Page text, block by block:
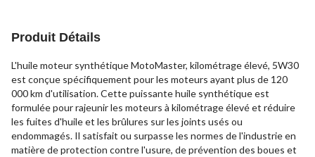
Produit Détails
L'huile moteur synthétique MotoMaster, kilométrage élevé, 5W30
est conçue spécifiquement pour les moteurs ayant plus de 120
000 km d'utilisation. Cette puissante huile synthétique est
formulée pour rajeunir les moteurs à kilométrage élevé et réduire
les fuites d'huile et les brûlures sur les joints usés ou
endommagés. Il satisfait ou surpasse les normes de l'industrie en
matière de protection contre l'usure, de prévention des boues et